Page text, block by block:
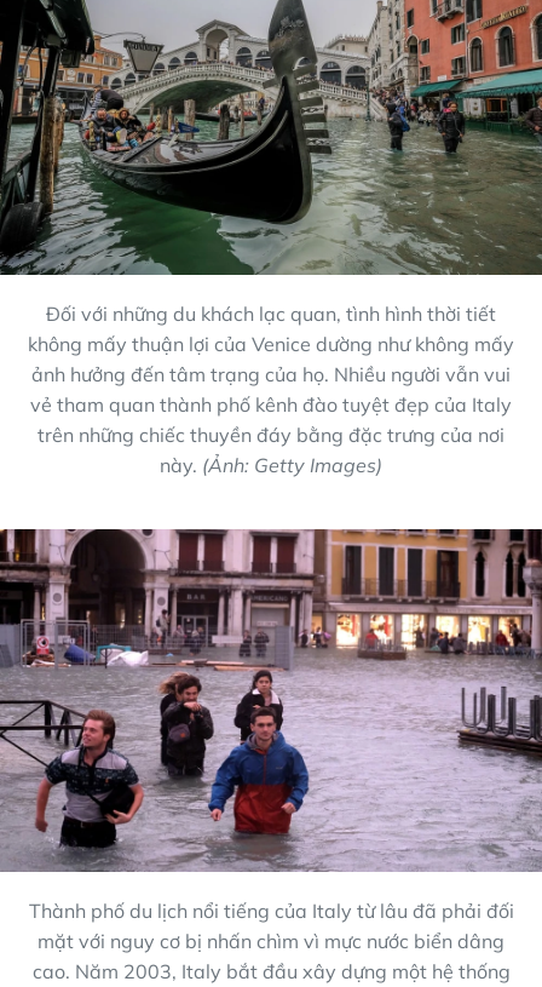
Đối với những du khách lạc quan, tình hình thời tiết
không mấy thuận lợi của Venice dường như không mấy
ảnh hưởng đến tâm trạng của họ. Nhiều người vẫn vui
vẻ tham quan thành phố kênh đào tuyệt đẹp của Italy
trên những chiếc thuyền đáy bằng đặc trưng của nơi
này. (Ảnh: Getty Images)
Thành phố du lịch nổi tiếng của Italy từ lâu đã phải đối
mặt với nguy cơ bị nhấn chìm vì mực nước biển dâng
cao. Năm 2003, Italy bắt đầu xây dựng một hệ thống